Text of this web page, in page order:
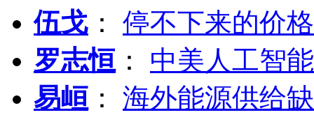
伍戈 ： 停不下来的价
罗志恒 ： 中美人工智
易峘 ： 海外能源供给